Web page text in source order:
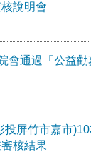
說明會
會通過「公益
投屏竹市嘉市
核結果